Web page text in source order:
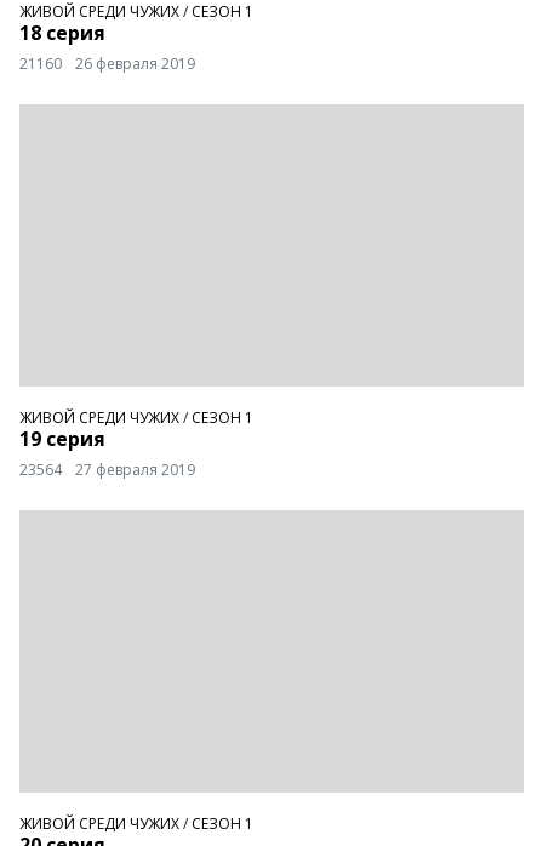
ЖИВОЙ СРЕДИ ЧУЖИХ/ СЕЗОН 1
18 серия
21160 26 февраля 2019
ЖИВОЙ СРЕДИ ЧУЖИХ/ СЕЗОН 1
19 серия
23564 27 февраля 2019
ЖИВОЙ СРЕДИ ЧУЖИХ/ СЕЗОН 1